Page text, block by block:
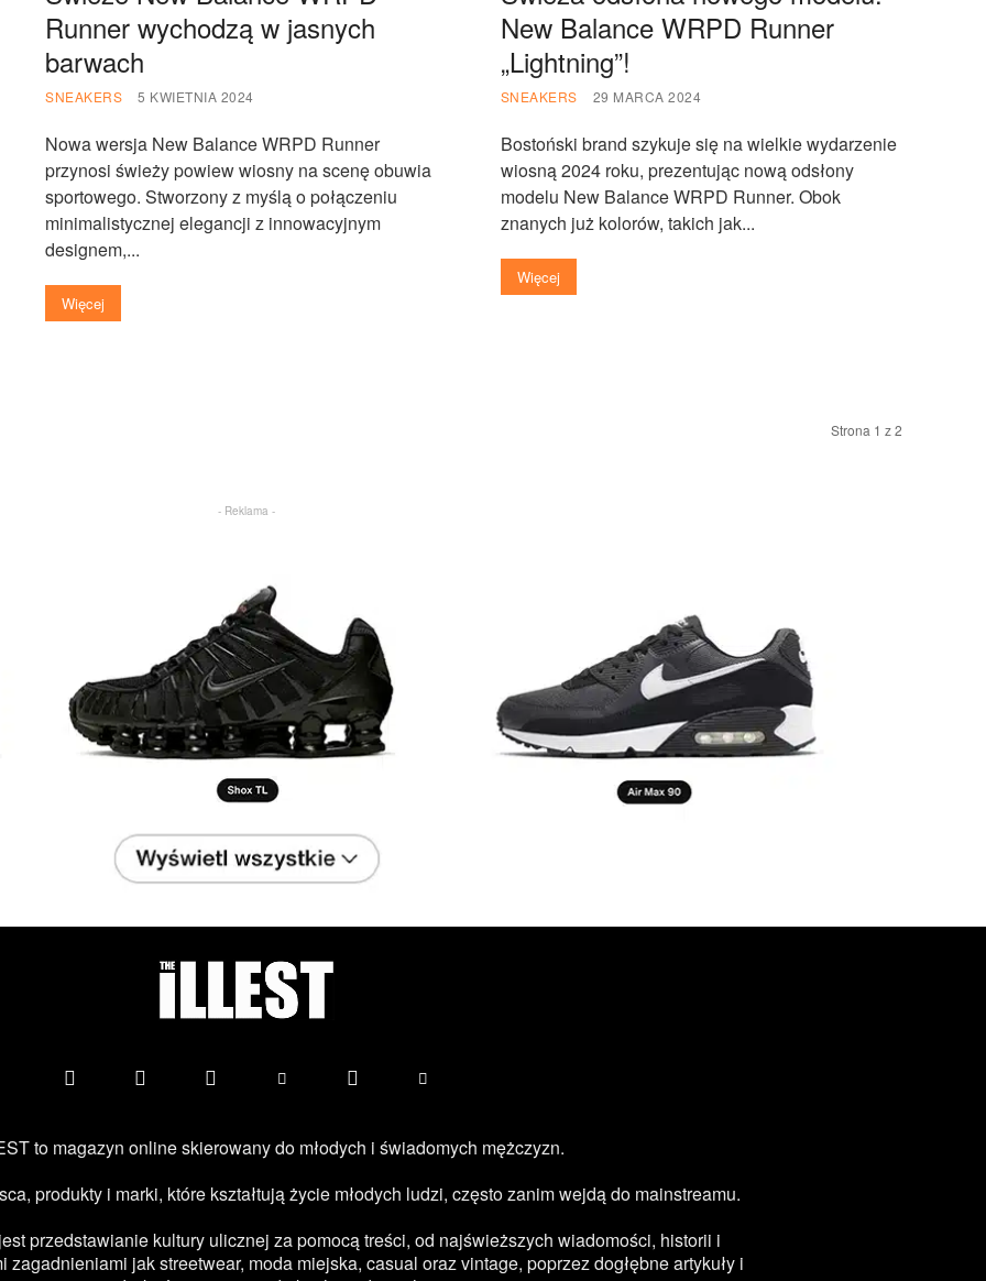
Runner wychodzą w jasnych
barwach
SNEAKERS 5 KWIETNIA 2024
Nowa wersja New Balance WRPD Runner
przynosi świeży powiew wiosny na scenę obuwia
sportowego. Stworzony z myślą o połączeniu
minimalistycznej elegancji z innowacyjnym
designem,...
Więcej
New Balance WRPD Runner
„Lightning”!
SNEAKERS 29 MARCA 2024
Bostoński brand szykuje się na wielkie wydarzenie
wiosną 2024 roku, prezentując nową odsłony
modelu New Balance WRPD Runner. Obok
znanych już kolorów, takich jak...
Więcej
Strona 1 z 2
- Reklama -
to magazyn online skierowany do młodych i świadomych mężczyzn.
produkty i marki, które kształtują życie młodych ludzi, często zanim wejdą do mainstreamu.
przedstawianie kultury ulicznej za pomocą treści, od najświeższych wiadomości, historii i
jak streetwear, moda miejska, casual oraz vintage, poprzez dogłębne artykuły i